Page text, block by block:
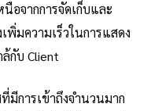
อจากการจัดเก็บและ
พิ่มความเร็วในการแสดง
ล้กับ Client
มีการเข้าถึงจำนวนมาก